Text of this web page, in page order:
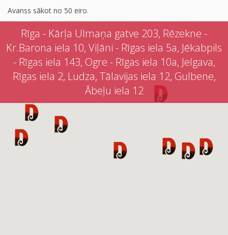
Avanss sākot no 50 eiro.
Rīga - Kārļa Ulmaņa gatve 203, Rēzekne -
Kr.Barona iela 10, Viļāni - Rīgas iela 5a, Jēkabpils
- Rīgas iela 143, Ogre - Rīgas iela 10a, Jelgava,
Rīgas iela 2, Ludza, Tālavijas iela 12, Gulbene,
Ābeļu iela 12